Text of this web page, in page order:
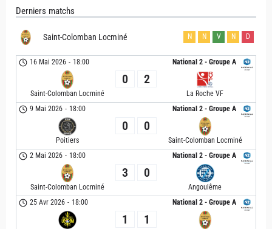
Derniers matchs
Saint-Colomban Locminé N N V N D
National 2 - Groupe A
16 Mai 2026 - 18:00
Saint-Colomban Locminé
0 2
La Roche VF
National 2 - Groupe A
9 Mai 2026 - 18:00
Poitiers
0 0
Saint-Colomban Locminé
National 2 - Groupe A
2 Mai 2026 - 18:00
Saint-Colomban Locminé
3 0
Angoulême
National 2 - Groupe A
25 Avr 2026 - 18:00
1 1